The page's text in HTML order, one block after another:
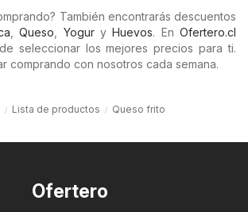
También encontrarás descuentos
,Queso YoguryHuevos. En Ofertero.cl
seleccionar los mejores precios para ti.
comprando con nosotros cada semana.
Lista de productos Queso frito
Ofertero